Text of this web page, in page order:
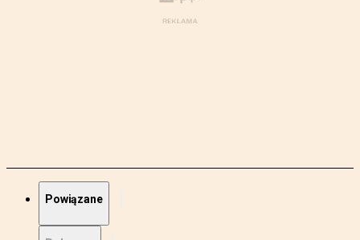
Powiązane